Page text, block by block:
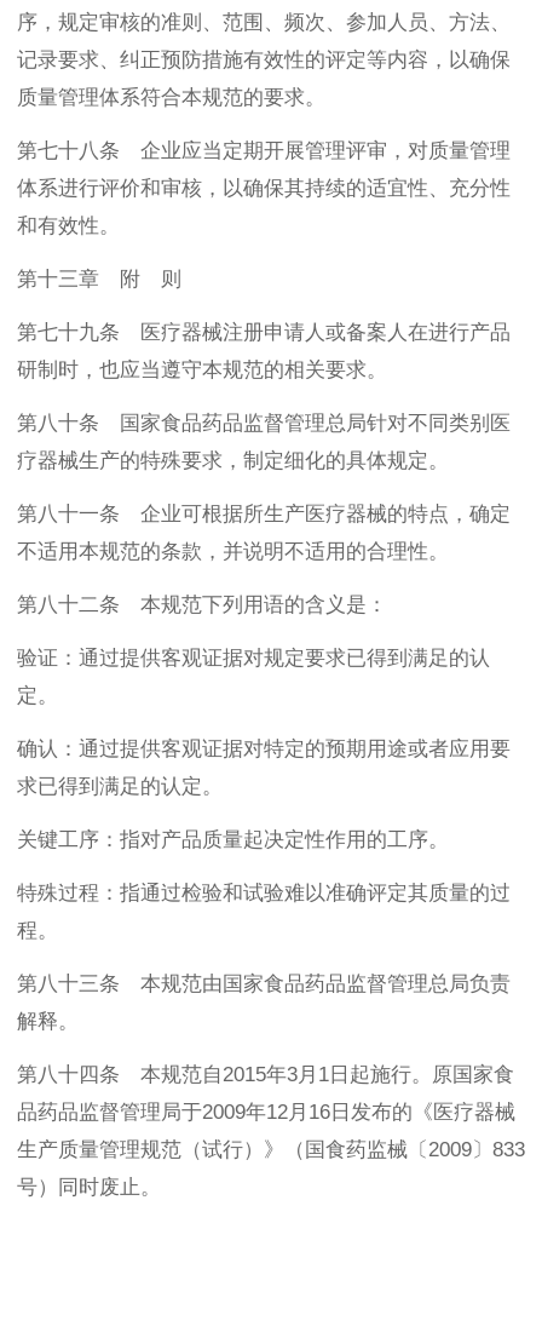
序，规定审核的准则、范围、频次、参加人员、方法、
记录要求、纠正预防措施有效性的评定等内容，以确保
质量管理体系符合本规范的要求。
第七十八条 企业应当定期开展管理评审，对质量管理
体系进行评价和审核，以确保其持续的适宜性、充分性
和有效性。
第十三章 附 则
第七十九条 医疗器械注册申请人或备案人在进行产品
研制时，也应当遵守本规范的相关要求。
第八十条 国家食品药品监督管理总局针对不同类别医
疗器械生产的特殊要求，制定细化的具体规定。
第八十一条 企业可根据所生产医疗器械的特点，确定
不适用本规范的条款，并说明不适用的合理性。
第八十二条 本规范下列用语的含义是：
验证：通过提供客观证据对规定要求已得到满足的认
定。
确认：通过提供客观证据对特定的预期用途或者应用要
求已得到满足的认定。
关键工序：指对产品质量起决定性作用的工序。
特殊过程：指通过检验和试验难以准确评定其质量的过
程。
第八十三条 本规范由国家食品药品监督管理总局负责
解释。
第八十四条 本规范自2015年3月1日起施行。原国家食
品药品监督管理局于2009年12月16日发布的《医疗器械
生产质量管理规范（试行）》（国食药监械〔2009〕833
号）同时废止。